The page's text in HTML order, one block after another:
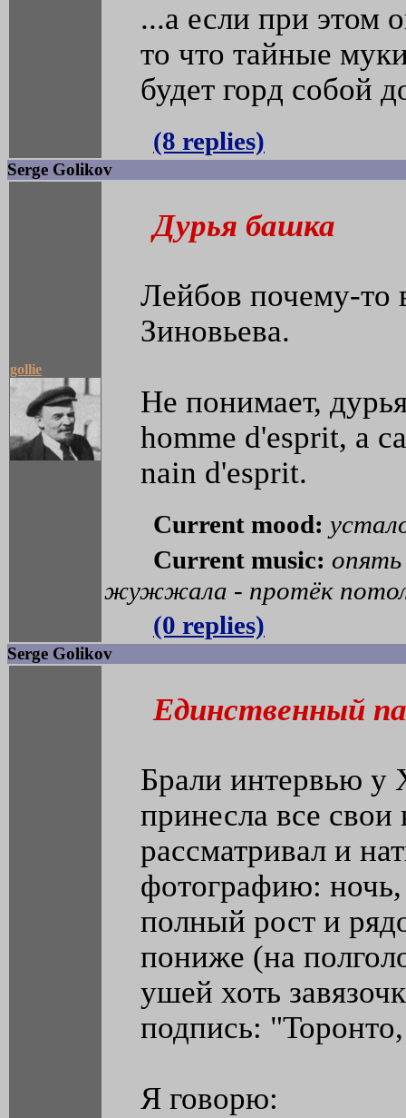
...а если при этом
то что тайные
будет горд собой
(8 replies)
Serge Golikov
gollie
Дурья башка
Лейбов почему-то
Зиновьева.
Не понимает,
homme d'esprit, а
nain d'esprit.
Current mood:
Current music:
жужжала - протёк
(0 replies)
Serge Golikov
Единственный
Брали интервью
принесла все
рассматривал и
фотографию:
полный рост и
пониже (на
ушей хоть
подпись:
Я говорю: